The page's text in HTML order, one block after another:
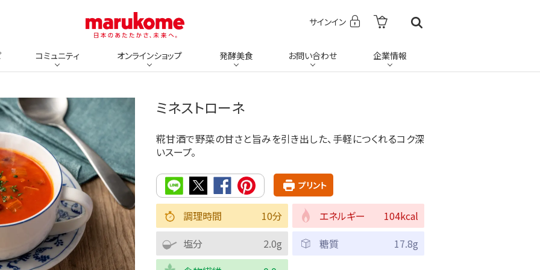
サインイン
コミュニティ オンラインショップ 発酵美食 お問い合わせ 企業情報
ミネストローネ
糀甘酒で野菜の甘さと旨みを引き出した、手軽につくれるコク深
いスープ。
プリント
調理時間 10分 エネルギー
104kcal
塩分
2.0g 糖質
17.8g